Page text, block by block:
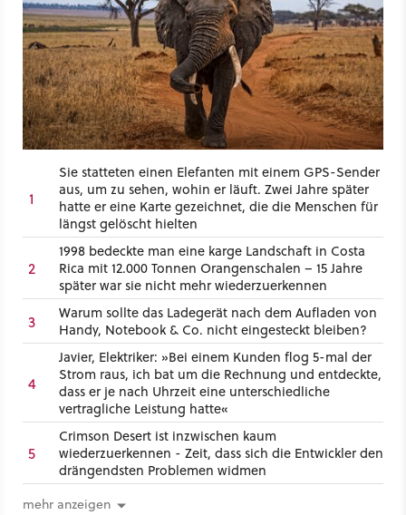
1
Sie statteten einen Elefanten mit einem GPS-Sender
aus, um zu sehen, wohin er läuft. Zwei Jahre später
hatte er eine Karte gezeichnet, die die Menschen für
längst gelöscht hielten
2
1998 bedeckte man eine karge Landschaft in Costa
Rica mit 12.000 Tonnen Orangenschalen – 15 Jahre
später war sie nicht mehr wiederzuerkennen
3
Warum sollte das Ladegerät nach dem Aufladen von
Handy, Notebook & Co. nicht eingesteckt bleiben?
4
Javier, Elektriker: »Bei einem Kunden flog 5-mal der
Strom raus, ich bat um die Rechnung und entdeckte,
dass er je nach Uhrzeit eine unterschiedliche
vertragliche Leistung hatte«
5
Crimson Desert ist inzwischen kaum
wiederzuerkennen - Zeit, dass sich die Entwickler den
drängendsten Problemen widmen
mehr anzeigen